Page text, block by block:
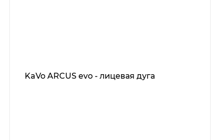
KaVo ARCUS evo - лицевая дуга